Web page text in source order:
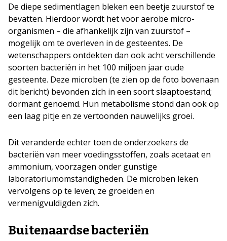
De diepe sedimentlagen bleken een beetje zuurstof te
bevatten. Hierdoor wordt het voor aerobe micro-
organismen – die afhankelijk zijn van zuurstof –
mogelijk om te overleven in de gesteentes. De
wetenschappers ontdekten dan ook acht verschillende
soorten bacteriën in het 100 miljoen jaar oude
gesteente. Deze microben (te zien op de foto bovenaan
dit bericht) bevonden zich in een soort slaaptoestand;
dormant genoemd. Hun metabolisme stond dan ook op
een laag pitje en ze vertoonden nauwelijks groei.
Dit veranderde echter toen de onderzoekers de
bacteriën van meer voedingsstoffen, zoals acetaat en
ammonium, voorzagen onder gunstige
laboratoriumomstandigheden. De microben leken
vervolgens op te leven; ze groeiden en
vermenigvuldigden zich.
Buitenaardse bacteriën